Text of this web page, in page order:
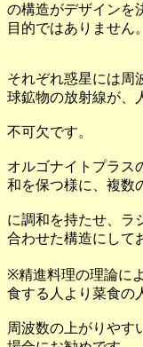
の構造がデザインを
目的ではありません。
それぞれ惑星には周
球鉱物の放射線が、
不可欠です。
オルゴナイトプラス
和を保つ様に、複数
に調和を持たせ、ラ
合わせた構造にして
※精進料理の理論に
食する人より菜食の
周波数の上がりやす